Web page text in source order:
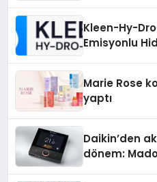
Kleen-Hy-
Emisyonlu
Marie Rose
yaptı
Daikin’den
dönem: